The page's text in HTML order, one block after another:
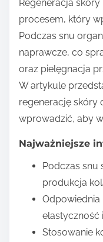
Regeneracja
procesem, który
Podczas snu
naprawcze, co
oraz pielęgnacja
W artykule
regenerację skóry
wprowadzić, aby
Najważniejsze
Podczas snu
produkcja
Odpowiednia
elastyczność
Stosowanie